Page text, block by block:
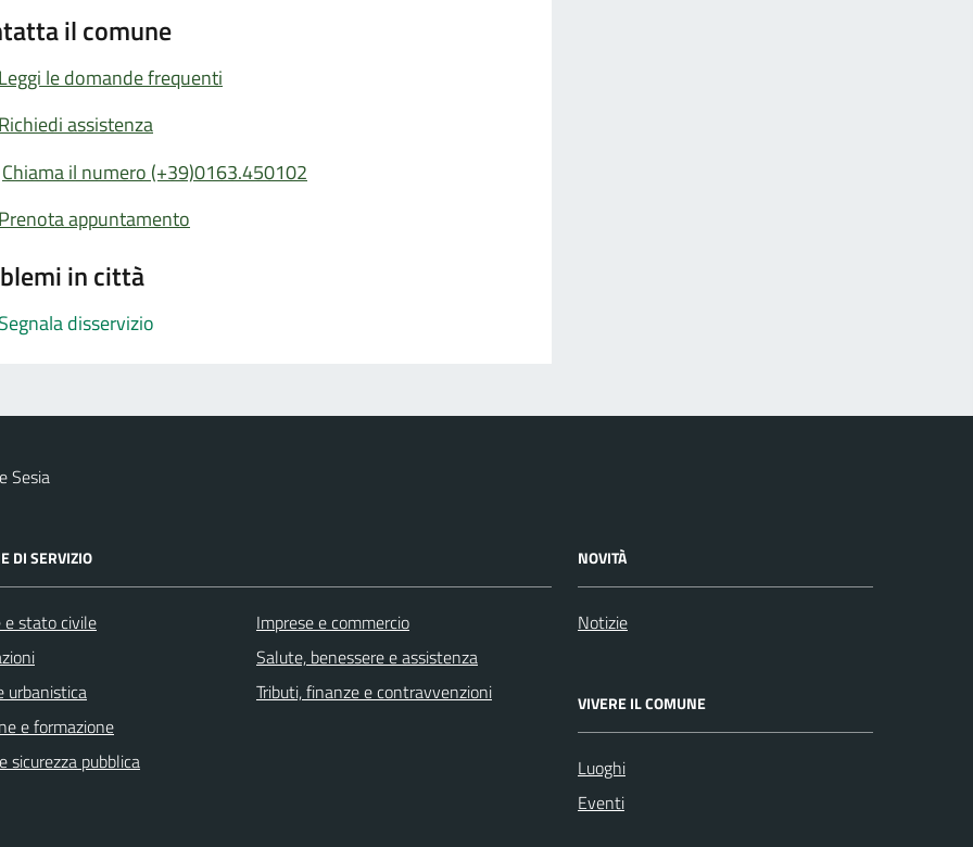
il comune
Leggi le domande frequenti
Richiedi assistenza
Chiama il numero (+39)0163.450102
Prenota appuntamento
in città
Segnala disservizio
Sesia
DI SERVIZIO
e stato civile
urbanistica
e formazione
sicurezza pubblica
Imprese e commercio
Salute, benessere e assistenza
Tributi, finanze e contravvenzioni
NOVITÀ
Notizie
VIVERE IL COMUNE
Luoghi
Eventi